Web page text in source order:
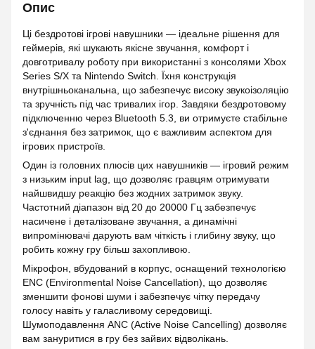
Опис
Ці бездротові ігрові навушники — ідеальне рішення для
геймерів, які шукають якісне звучання, комфорт і
довготривалу роботу при використанні з консолями Xbox
Series S/X та Nintendo Switch. Їхня конструкція
внутрішньоканальна, що забезпечує високу звукоізоляцію
та зручність під час тривалих ігор. Завдяки бездротовому
підключенню через Bluetooth 5.3, ви отримуєте стабільне
з'єднання без затримок, що є важливим аспектом для
ігрових пристроїв.
Один із головних плюсів цих навушників — ігровий режим
з низьким input lag, що дозволяє гравцям отримувати
найшвидшу реакцію без жодних затримок звуку.
Частотний діапазон від 20 до 20000 Гц забезпечує
насичене і деталізоване звучання, а динамічні
випромінювачі дарують вам чіткість і глибину звуку, що
робить кожну гру більш захопливою.
Мікрофон, вбудований в корпус, оснащений технологією
ENC (Environmental Noise Cancellation), що дозволяє
зменшити фонові шуми і забезпечує чітку передачу
голосу навіть у галасливому середовищі.
Шумоподавлення ANC (Active Noise Cancelling) дозволяє
вам зануритися в гру без зайвих відволікань.